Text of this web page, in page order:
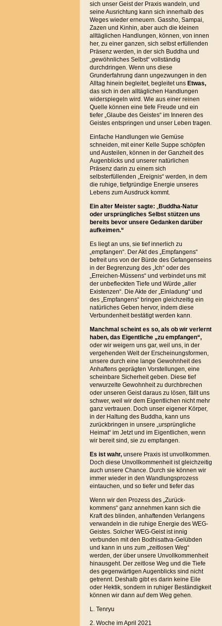
sich unser Geist der Praxis wandeln, und
seine Ausrichtung kann sich innerhalb des
Weges wieder erneuern. Gassho, Sampai,
Zazen und Kinhin, aber auch die kleinen
alltäglichen Handlungen, können, von innen
her, zu einer ganzen, sich selbst erfüllenden
Präsenz werden, in der sich Buddha und
„gewöhnliches Selbst“ vollständig
durchdringen. Wenn uns diese
Grunderfahrung dann ungezwungen in den
Alltag hinein begleitet, begleitet uns Etwas,
das sich in den alltäglichen Handlungen
widerspiegeln wird. Wie aus einer reinen
Quelle können eine tiefe Freude und ein
tiefer „Glaube des Geistes“ im Inneren des
Geistes entspringen und unser Leben tragen.
Einfache Handlungen wie Gemüse
schneiden, mit einer Kelle Suppe schöpfen
und Austeilen, können in der Ganzheit des
Augenblicks und unserer natürlichen
Präsenz darin zu einem sich
selbsterfüllenden „Ereignis“ werden, in dem
die ruhige, tiefgründige Energie unseres
Lebens zum Ausdruck kommt.
Ein alter Meister sagte: „Buddha-Natur
oder ursprüngliches Selbst stützen uns
bereits bevor unsere Gedanken darüber
aufkeimen.“
Es liegt an uns, sie tief innerlich zu
„empfangen“. Der Akt des „Empfangens“
befreit uns von der Bürde des Gefangenseins
in der Begrenzung des „Ich“ oder des
„Erreichen-Müssens“ und verbindet uns mit
der unbefleckten Tiefe und Würde „aller
Existenzen“. Die Akte der „Einladung“ und
des „Empfangens“ bringen gleichzeitig ein
natürliches Geben hervor, indem diese
Verbundenheit bestätigt werden kann.
Manchmal scheint es so, als ob wir verlernt
haben, das Eigentliche „zu empfangen“,
oder wir weigern uns gar, weil uns, in der
vergehenden Welt der Erscheinungsformen,
unsere durch eine lange Gewohnheit des
Anhaftens geprägten Vorstellungen, eine
scheinbare Sicherheit geben. Diese tief
verwurzelte Gewohnheit zu durchbrechen
oder unseren Geist daraus zu lösen, fällt uns
schwer, weil wir dem Eigentlichen nicht mehr
ganz vertrauen. Doch unser eigener Körper,
in der Haltung des Buddha, kann uns
zurückbringen in unsere „ursprüngliche
Heimat“ im Jetzt und im Eigentlichen, wenn
wir bereit sind, sie zu empfangen.
Es ist wahr,unsere Praxis ist unvollkommen.
Doch diese Unvollkommenheit ist gleichzeitig
auch unsere Chance. Durch sie können wir
immer wieder in den Wandlungsprozess
eintauchen, und so tiefer und tiefer das
Wenn wir den Prozess des „Zurück-
kommens“ ganz annehmen kann sich die
Kraft des blinden, anhaftenden Verlangens
verwandeln in die ruhige Energie des WEG-
Geistes. Solcher WEG-Geist ist innig
verbunden mit den Bodhisattva-Gelübden
und kann in uns zum „zeitlosen Weg“
werden, der über unsere Unvollkommenheit
hinausgeht. Der zeitlose Weg und die Tiefe
des gegenwärtigen Augenblicks sind nicht
getrennt. Deshalb gibt es darin keine Eile
oder Hektik, sondern in ruhiger Beständigkeit
können wir dann auf dem Weg gehen.
L. Tenryu
2. Woche im April 2021